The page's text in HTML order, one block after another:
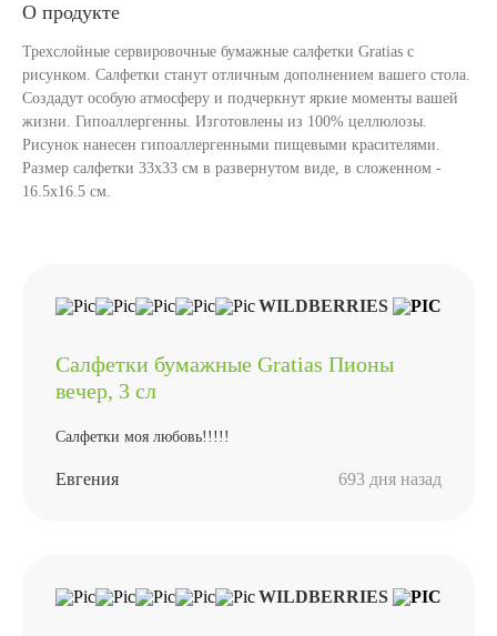
О продукте
Трехслойные сервировочные бумажные салфетки Gratias с
рисунком. Салфетки станут отличным дополнением вашего стола.
Создадут особую атмосферу и подчеркнут яркие моменты вашей
жизни. Гипоаллергенны. Изготовлены из 100% целлюлозы.
Рисунок нанесен гипоаллергенными пищевыми красителями.
Размер салфетки 33х33 см в развернутом виде, в сложенном -
16.5х16.5 см.
WILDBERRIES
Салфетки бумажные Gratias Пионы
вечер, 3 сл
Салфетки моя любовь!!!!!
Евгения 693 дня назад
WILDBERRIES